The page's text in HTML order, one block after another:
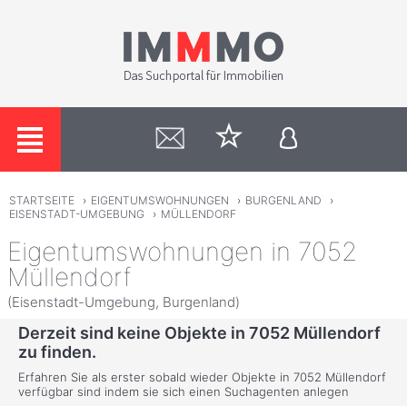
STARTSEITE › EIGENTUMSWOHNUNGEN › BURGENLAND
›
EISENSTADT-UMGEBUNG
› MÜLLENDORF
Eigentumswohnungen in 7052
Müllendorf
(Eisenstadt-Umgebung, Burgenland)
Derzeit sind keine Objekte in 7052 Müllendorf
zu finden.
Erfahren Sie als erster sobald wieder Objekte in 7052 Müllendorf
verfügbar sind indem sie sich einen Suchagenten anlegen